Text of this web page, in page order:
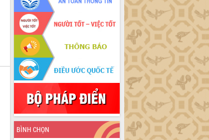
BÌNH CHỌN